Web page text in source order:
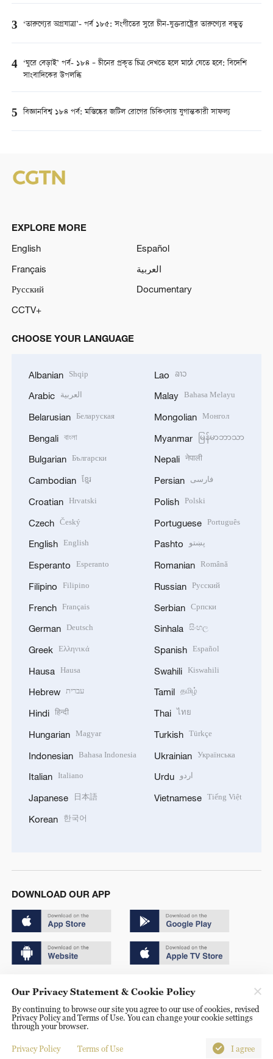
3 ‘তারুণ্যের অগ্রযাত্রা’- পর্ব ১৮৫: সংগীতের সুরে চীন-যুক্তরাষ্ট্রের তারুণ্যের বন্ধুত্ব
4 ‘ঘুরে বেড়াই’ পর্ব- ১৮৪ – চীনের প্রকৃত চিত্র দেখতে হলে মাঠে যেতে হবে: বিদেশি
সাংবাদিকের উপলব্ধি
5 বিজ্ঞানবিশ্ব ১৮৪ পর্ব: মস্তিষ্কের জটিল রোগের চিকিৎসায় যুগান্তকারী সাফল্য
EXPLORE MORE
English
Español
Français
العربية
Русский
Documentary
CCTV+
CHOOSE YOUR LANGUAGE
Albanian Shqip
Arabic العربية
Belarusian Беларуская
Bengali বাংলা
Bulgarian Български
Cambodian ខ្មែរ
Croatian Hrvatski
Czech Český
English English
Esperanto Esperanto
Filipino Filipino
French Français
German Deutsch
Greek Ελληνικά
Hausa Hausa
Hebrew עברית
Hindi हिन्दी
Hungarian Magyar
Indonesian Bahasa Indonesia
Italian Italiano
Japanese 日本語
Korean 한국어
Lao ລາວ
Malay Bahasa Melayu
Mongolian Монгол
Myanmar မြန်မာဘာသာ
Nepali नेपाली
Persian فارسی
Polish Polski
Portuguese Português
Pashto پښتو
Romanian Română
Russian Русский
Serbian Српски
Sinhala සිංහල
Spanish Español
Swahili Kiswahili
Tamil தமிழ்
Thai ไทย
Turkish Türkçe
Ukrainian Українська
Urdu اردو
Vietnamese Tiếng Việt
DOWNLOAD OUR APP
京ICP备20000184号
京公网安备 11010502050052号
Disinformation report hotline: 010-85061466
Our Privacy Statement & Cookie Policy
By continuing to browse our site you agree to our use of cookies, revised
Privacy Policy and Terms of Use. You can change your cookie settings
through your browser.
Privacy Policy Terms of Use I agree